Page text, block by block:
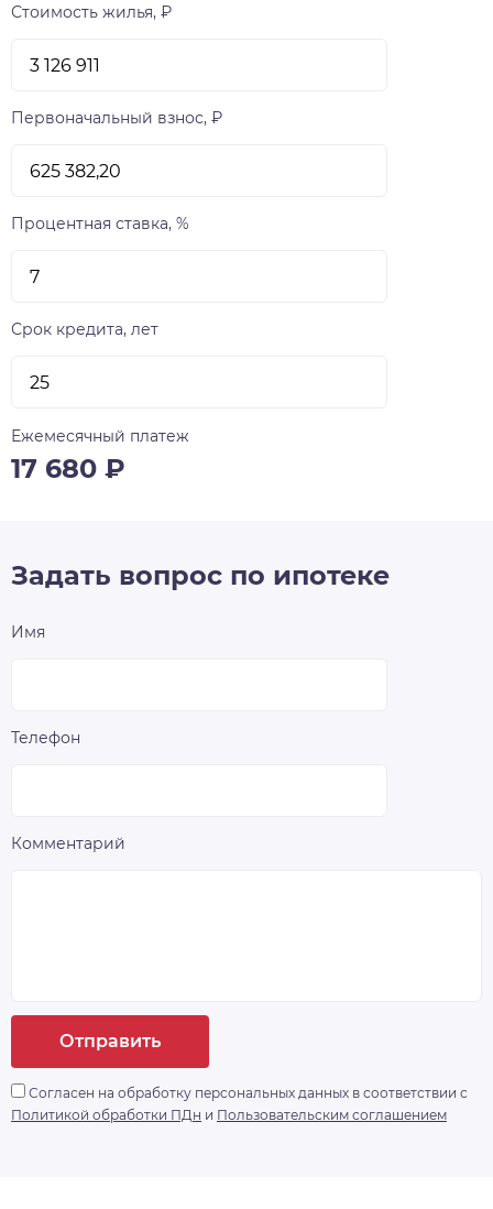
Стоимость жилья, ₽
Первоначальный взнос, ₽
Процентная ставка, %
Срок кредита, лет
Ежемесячный платеж
17 680 ₽
Задать вопрос по ипотеке
Имя
Телефон
Комментарий
Отправить
Согласен на обработку персональных данных в соответствии с
Политикой обработки ПДн и Пользовательским соглашением